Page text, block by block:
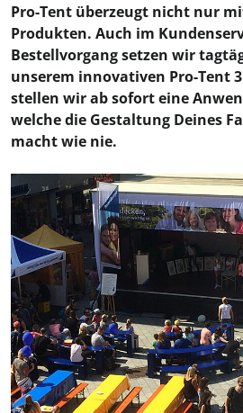
Pro-Tent überzeugt nicht nur
Produkten. Auch im
Bestellvorgang setzen wir
unserem innovativen Pro-Tent
stellen wir ab sofort eine
welche die Gestaltung Deines
macht wie nie.